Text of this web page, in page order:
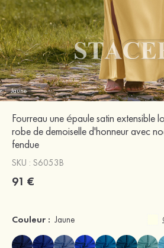
Jaune
Fourreau une épaule satin extensible
robe de demoiselle d'honneur avec
fendue
SKU : S6053B
91 €
Couleur : Jaune